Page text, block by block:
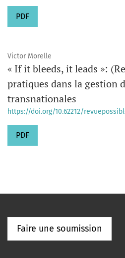
PDF
Victor Morelle
« If it bleeds, it leads »:
pratiques dans la gestion
transnationales
https://doi.org/10.62212/
PDF
Faire une soumission